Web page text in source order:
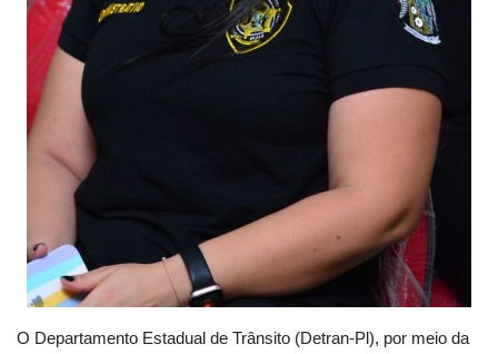
O Departamento Estadual de Trânsito (Detran-Pl), por meio da